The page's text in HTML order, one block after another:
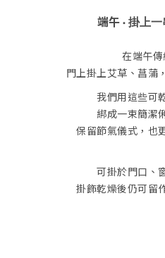
端午 · 掛上
在端午傳
門上掛上艾草、菖蒲
我們用這些可
綁成一束簡潔
保留節氣儀式，也
可掛於門口、
掛飾乾燥後仍可留